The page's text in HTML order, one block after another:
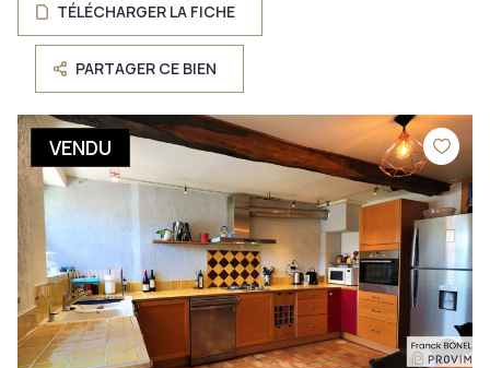
TÉLÉCHARGER LA FICHE
PARTAGER CE BIEN
VENDU